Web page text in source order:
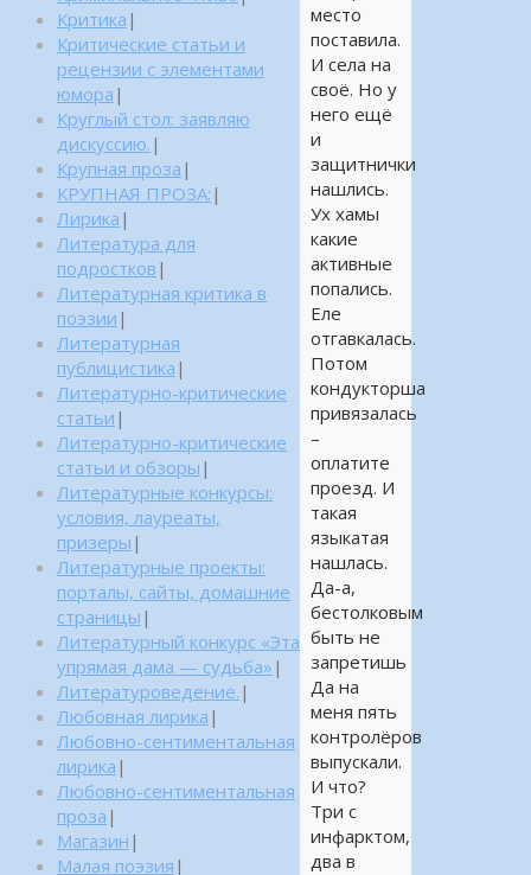
место
поставила.
И села на
своё. Но у
него ещё
и
защитнички
нашлись.
Ух хамы
какие
активные
попались.
Еле
отгавкалась.
Потом
кондукторша
привязалась
–
оплатите
проезд. И
такая
языкатая
нашлась.
Да-а,
бестолковым
быть не
запретишь
Да на
меня пять
контролёров
выпускали.
И что?
Три с
инфарктом,
два в
Критика |
Критические статьи и
рецензии с элементами
юмора |
Круглый стол: заявляю
дискуссию. |
Крупная проза |
КРУПНАЯ ПРОЗА: |
Лирика |
Литература для
подростков |
Литературная критика в
поэзии |
Литературная
публицистика |
Литературно-критические
статьи |
Литературно-критические
статьи и обзоры |
Литературные конкурсы:
условия, лауреаты,
призеры |
Литературные проекты:
порталы, сайты, домашние
страницы |
Литературный конкурс «Эта
упрямая дама — судьба» |
Литературоведение. |
Любовная лирика |
Любовно-сентиментальная
лирика |
Любовно-сентиментальная
проза |
Магазин |
Малая поэзия |